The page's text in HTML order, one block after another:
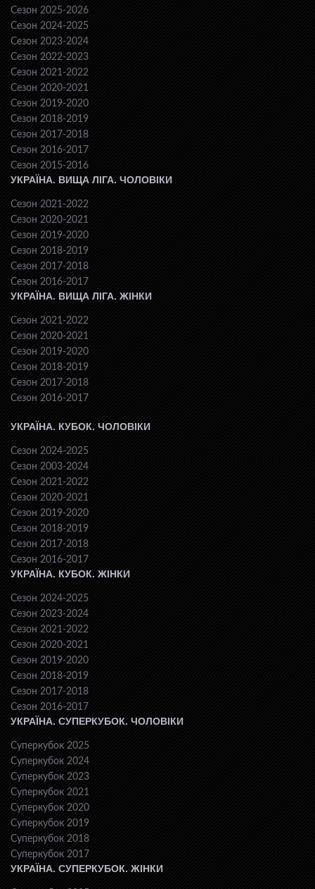
Сезон 2025-2026
Сезон 2024-2025
Сезон 2023-2024
Сезон 2022-2023
Сезон 2021-2022
Сезон 2020-2021
Сезон 2019-2020
Сезон 2018-2019
Сезон 2017-2018
Сезон 2016-2017
Сезон 2015-2016
УКРАЇНА. ВИЩА ЛІГА. ЧОЛОВІКИ
Сезон 2021-2022
Сезон 2020-2021
Сезон 2019-2020
Сезон 2018-2019
Сезон 2017-2018
Сезон 2016-2017
УКРАЇНА. ВИЩА ЛІГА. ЖІНКИ
Сезон 2021-2022
Сезон 2020-2021
Сезон 2019-2020
Сезон 2018-2019
Сезон 2017-2018
Сезон 2016-2017
УКРАЇНА. КУБОК. ЧОЛОВІКИ
Сезон 2024-2025
Сезон 2003-2024
Сезон 2021-2022
Сезон 2020-2021
Сезон 2019-2020
Сезон 2018-2019
Сезон 2017-2018
Сезон 2016-2017
УКРАЇНА. КУБОК. ЖІНКИ
Сезон 2024-2025
Сезон 2023-2024
Сезон 2021-2022
Сезон 2020-2021
Сезон 2019-2020
Сезон 2018-2019
Сезон 2017-2018
Сезон 2016-2017
УКРАЇНА. СУПЕРКУБОК. ЧОЛОВІКИ
Суперкубок 2025
Суперкубок 2024
Суперкубок 2023
Суперкубок 2021
Суперкубок 2020
Суперкубок 2019
Суперкубок 2018
Суперкубок 2017
УКРАЇНА. СУПЕРКУБОК. ЖІНКИ